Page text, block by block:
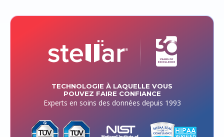
TECHNOLOGIE À LAQUELLE VOUS
POUVEZ FAIRE CONFIANCE
Experts en soins des données depuis 1993